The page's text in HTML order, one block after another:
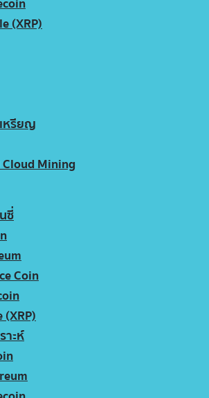
(XRP)
หรียญ
Mining
ซี่
Coin
(XRP)
าะห์